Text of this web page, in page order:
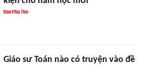
Giáo sư Toán nào có truyện vào đề